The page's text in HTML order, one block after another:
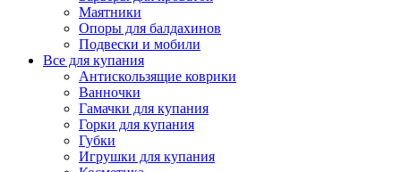
Маятники
Опоры для балдахинов
Подвески и мобили
Все для купания
Антискользящие коврики
Ванночки
Гамачки для купания
Горки для купания
Губки
Игрушки для купания